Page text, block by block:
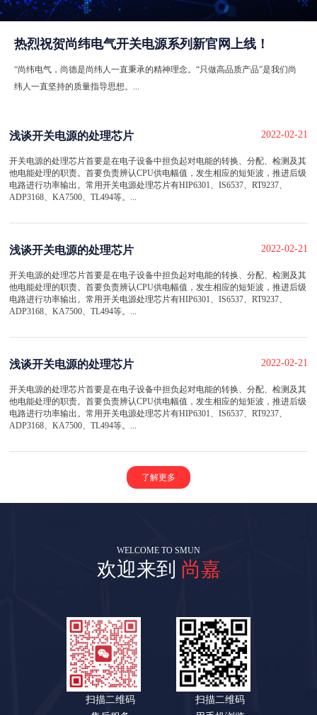
热烈祝贺尚纬电气开关电源系列新官网上线！
“尚纬电气，尚德是尚纬人一直秉承的精神理念。“只做高品质产品”是我们尚
纬人一直坚持的质量指导思想。...
浅谈开关电源的处理芯片 2022-02-21
开关电源的处理芯片首要是在电子设备中担负起对电能的转换、分配、检测及其
他电能处理的职责。首要负责辨认CPU供电幅值，发生相应的短矩波，推进后级
电路进行功率输出。常用开关电源处理芯片有HIP6301、IS6537、RT9237、
ADP3168、KA7500、TL494等。...
浅谈开关电源的处理芯片 2022-02-21
开关电源的处理芯片首要是在电子设备中担负起对电能的转换、分配、检测及其
他电能处理的职责。首要负责辨认CPU供电幅值，发生相应的短矩波，推进后级
电路进行功率输出。常用开关电源处理芯片有HIP6301、IS6537、RT9237、
ADP3168、KA7500、TL494等。...
浅谈开关电源的处理芯片 2022-02-21
开关电源的处理芯片首要是在电子设备中担负起对电能的转换、分配、检测及其
他电能处理的职责。首要负责辨认CPU供电幅值，发生相应的短矩波，推进后级
电路进行功率输出。常用开关电源处理芯片有HIP6301、IS6537、RT9237、
ADP3168、KA7500、TL494等。...
了解更多
WELCOME TO SMUN
欢迎来到 尚嘉
扫描二维码
扫描二维码